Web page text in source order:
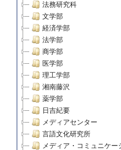
法務研究科
文学部
経済学部
法学部
商学部
医学部
理工学部
湘南藤沢
薬学部
日吉紀要
メディアセンター
言語文化研究所
メディア・コミュニケー